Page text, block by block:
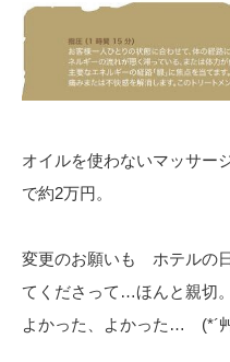
オイルを使わないマッサ
で約2万円。
変更のお願いも ホテルの
てくださって…ほんと親切。
よかった、よかった… (*´